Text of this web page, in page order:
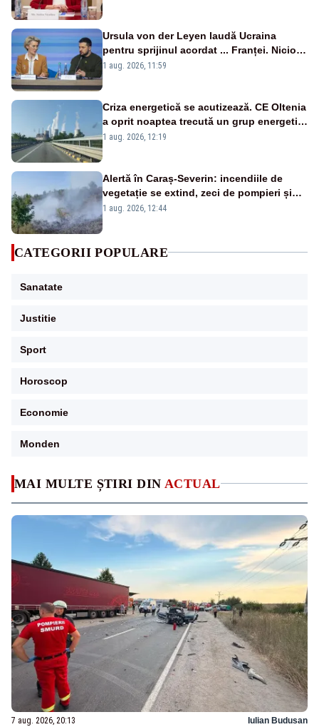
MAI MULTE ȘTIRI DIN ACTUAL
7 aug. 2026, 20:13 Iulian Budusan
Ursula von der Leyen laudă Ucraina
pentru sprijinul acordat ... Franței. Nicio
reacție privind ajutorul energetic promis
1 aug. 2026, 11:59
Criza energetică se acutizează. CE Oltenia
a oprit noaptea trecută un grup energetic
de la Rovinari
1 aug. 2026, 12:19
Alertă în Caraș-Severin: incendiile de
vegetație se extind, zeci de pompieri și
silvicultori se luptă cu flăcările - VIDEO
1 aug. 2026, 12:44
CATEGORII POPULARE
Sanatate
Justitie
Sport
Horoscop
Economie
Monden